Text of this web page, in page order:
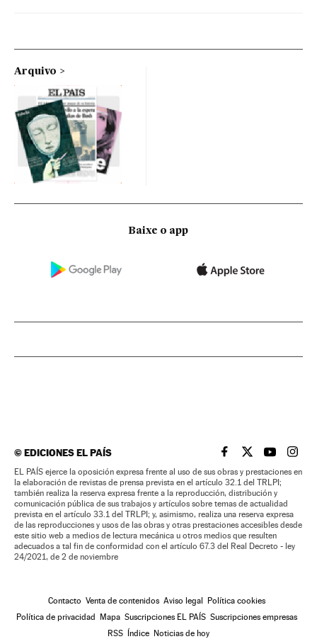
Arquivo
Baixe o app
©EDICIONES EL PAÍS EL PAÍS BRASIL EN
EL PAÍSEL PAÍS
EL
EL PAÍS ejerce la oposición expresa frente al uso de sus obras y prestaciones en
la elaboración de revistas de prensa prevista en el artículo 32.1 del TRLPI;
también realiza la reserva expresa frente a la reproducción, distribución y
comunicación pública de sus trabajos y artículos sobre temas de actualidad
prevista en el artículo 33.1 del TRLPI; y, asimismo, realiza una reserva expresa
de las reproducciones y usos de las obras y otras prestaciones accesibles desde
este sitio web a medios de lectura mecánica u otros medios que resulten
adecuados a tal fin de conformidad con el artículo 67.3 del Real Decreto - ley
24/2021, de 2 de noviembre
Contacto Venta de contenidos Aviso legal
Política cookies
Política de privacidad
Mapa Suscripciones EL PAÍS Suscripciones empresas
RSS
Índice Noticias de hoy